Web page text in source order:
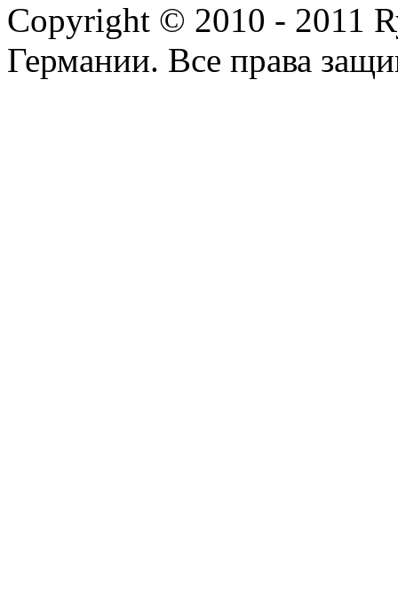
Copyright © 2010 - 2011
Германии. Все права